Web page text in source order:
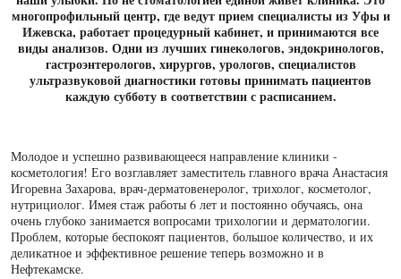
многопрофильный центр, где ведут прием специалисты из Уфы и
Ижевска, работает процедурный кабинет, и принимаются все
виды анализов. Одни из лучших гинекологов, эндокринологов,
гастроэнтерологов, хирургов, урологов, специалистов
ультразвуковой диагностики готовы принимать пациентов
каждую субботу в соответствии с расписанием.
Молодое и успешно развивающееся направление клиники -
косметология! Его возглавляет заместитель главного врача Анастасия
Игоревна Захарова, врач-дерматовенеролог, трихолог, косметолог,
нутрициолог. Имея стаж работы 6 лет и постоянно обучаясь, она
очень глубоко занимается вопросами трихологии и дерматологии.
Проблем, которые беспокоят пациентов, большое количество, и их
деликатное и эффективное решение теперь возможно и в
Нефтекамске.